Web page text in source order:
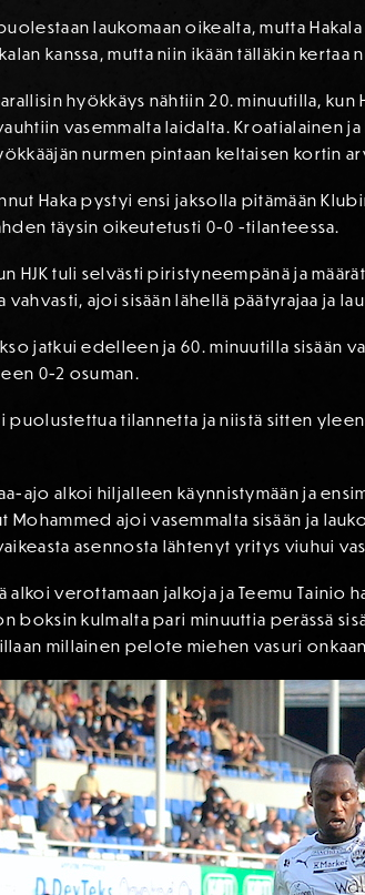
laukomaan oikealta, mutta
kanssa, mutta niin ikään tälläkin
hyökkäys nähtiin 20. minuutilla,
vasemmalta laidalta. Kroatialainen
nurmen pintaan keltaisen kortin
Haka pystyi ensi jaksolla pitämään
täysin oikeutetusti 0-0 -tilanteessa.
HJK tuli selvästi piristyneempänä ja
vahvasti, ajoi sisään lähellä päätyrajaa ja
jatkui edelleen ja 60. minuutilla sisään
0-2 osuman.
puolustettua tilannetta ja niistä sitten
ajo alkoi hiljalleen käynnistymään ja
Mohammed ajoi vasemmalta sisään ja
asennosta lähtenyt yritys viuhui
alkoi verottamaan jalkoja ja Teemu
boksin kulmalta pari minuuttia perässä
millainen pelote miehen vasuri